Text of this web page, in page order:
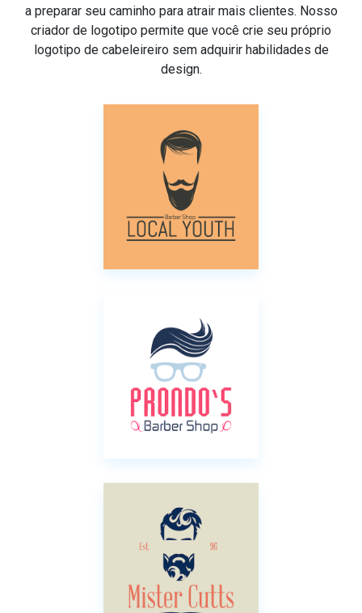
a preparar seu caminho para atrair mais clientes. Nosso
criador de logotipo permite que você crie seu próprio
logotipo de cabeleireiro sem adquirir habilidades de
design.